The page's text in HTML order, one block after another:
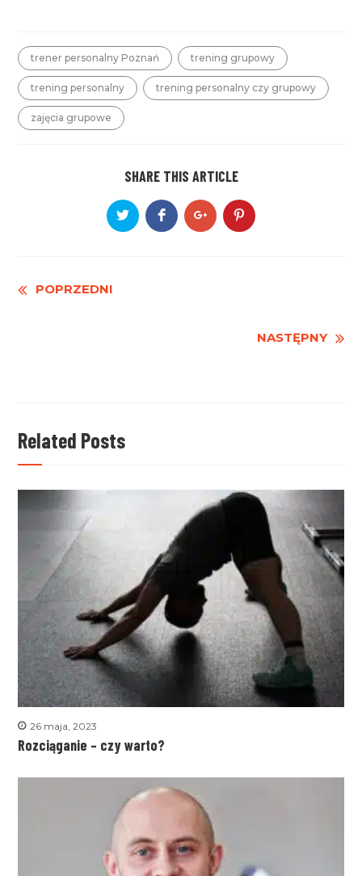
trener personalny Poznań trening grupowy
trening personalny trening personalny czy grupowy
zajęcia grupowe
SHARE THIS ARTICLE
Czytaj
POPRZEDNI
NASTĘPNY
Related Posts
26 maja, 2023
Rozciąganie – czy warto?